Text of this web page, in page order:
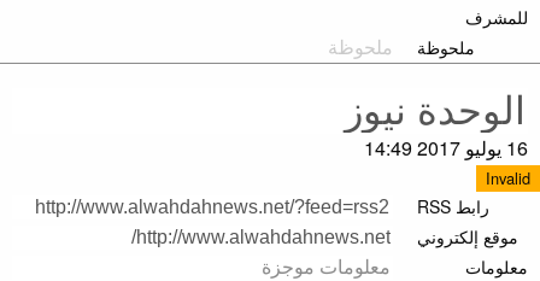
للمشرف
ملحوظة
16 يوليو 2017 14:49
Invalid
رابط RSS
موقع إلكتروني
معلومات